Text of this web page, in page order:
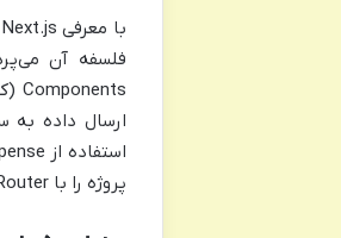
پروژه را با App Router و Server Components بازسازی می‌کنند.